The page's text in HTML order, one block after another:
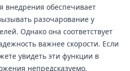
внедрения обеспечивает
разочарование у
Однако она соответствует
важнее скорости. Если
увидеть эти функции в
непредсказуемо,